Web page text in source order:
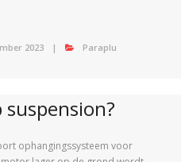
2023 Paraplu
ophangingssysteem voor